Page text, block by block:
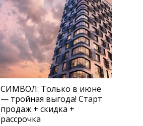
СИМВОЛ: Только в июне
— тройная выгода! Старт
продаж + скидка +
рассрочка